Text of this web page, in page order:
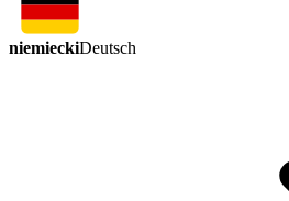
niemieckiDeutsch